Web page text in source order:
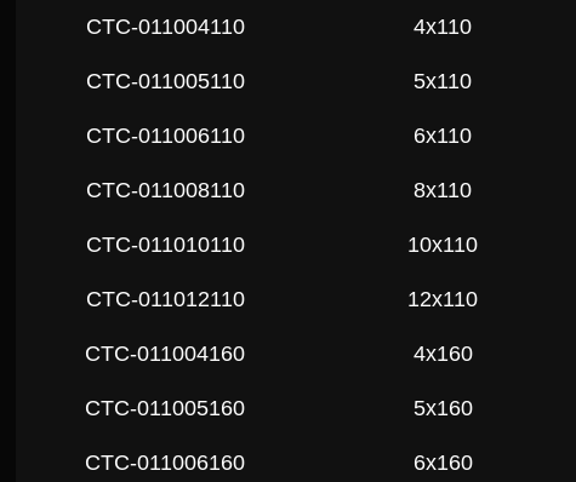
СTC-011004110 4x110
СTC-011005110 5x110
СTC-011006110 6x110
СTC-011008110 8x110
СTC-011010110 10x110
СTC-011012110 12x110
СTC-011004160 4x160
СTC-011005160 5x160
СTC-011006160 6x160